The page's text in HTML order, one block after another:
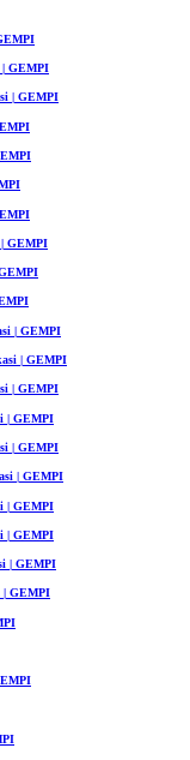
| GEMPI
| GEMPI
| GEMPI
| GEMPI
| GEMPI
| GEMPI
| GEMPI
| GEMPI
| GEMPI
| GEMPI
| GEMPI
| GEMPI
| GEMPI